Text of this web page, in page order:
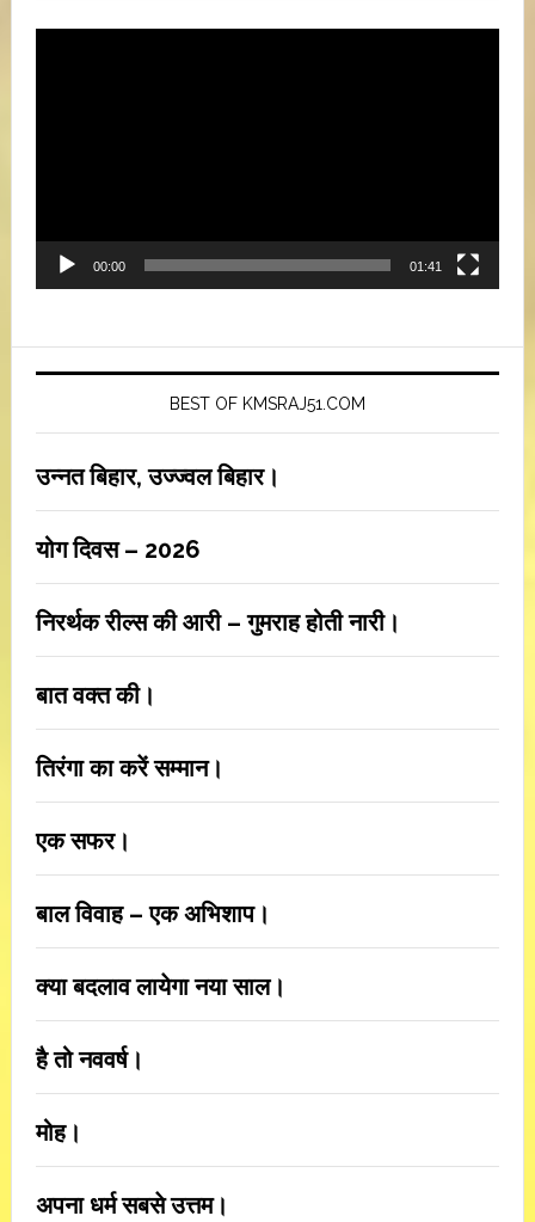
00:00 01:41
BEST OF KMSRAJ51.COM
उन्नत बिहार, उज्ज्वल बिहार।
योग दिवस – 2026
निरर्थक रील्स की आरी – गुमराह होती नारी।
बात वक्त की।
तिरंगा का करें सम्मान।
एक सफर।
बाल विवाह – एक अभिशाप।
क्या बदलाव लायेगा नया साल।
है तो नववर्ष।
मोह।
अपना धर्म सबसे उत्तम।